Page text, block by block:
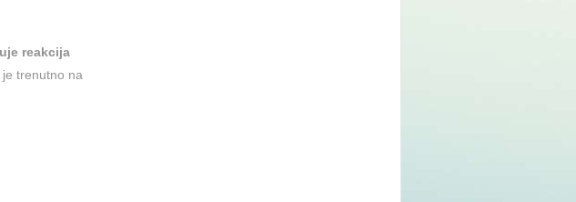
reakcija
je trenutno na